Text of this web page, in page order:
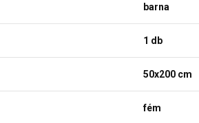
barna
1 db
50x200 cm
fém